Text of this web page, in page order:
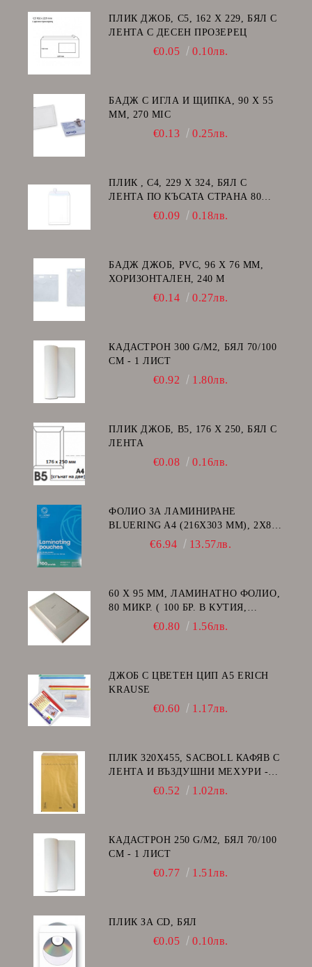
ПЛИК ДЖОБ, C5, 162 Х 229, БЯЛ С
ЛЕНТА С ДЕСЕН ПРОЗЕРЕЦ
€0.05 0.10лв.
БАДЖ С ИГЛА И ЩИПКА, 90 Х 55
ММ, 270 MIC
€0.13 0.25лв.
ПЛИК , C4, 229 Х 324, БЯЛ С
ЛЕНТА ПО КЪСАТА СТРАНА 80
€0.09 0.18лв.
БАДЖ ДЖОБ, PVC, 96 Х 76 ММ,
ХОРИЗОНТАЛЕН, 240 Μ
€0.14 0.27лв.
КАДАСТРОН 300 G/M2, БЯЛ 70/100
СМ - 1 ЛИСТ
€0.92 1.80лв.
ПЛИК ДЖОБ, В5, 176 Х 250, БЯЛ С
ЛЕНТА
€0.08 0.16лв.
ФОЛИО ЗА ЛАМИНИРАНЕ
BLUERING A4 (216X303 MM), 2X80
МИКРОНА 100 БР.
€6.94 13.57лв.
60 Х 95 ММ, ЛАМИНАТНО ФОЛИО,
80 МИКР. ( 100 БР. В КУТИЯ,
€0.80 1.56лв.
ДЖОБ С ЦВЕТЕН ЦИП A5 ERICH
KRAUSE
€0.60 1.17лв.
ПЛИК 320Х455, SACBOLL КАФЯВ С
ЛЕНТА И ВЪЗДУШНИ МЕХУРИ -
€0.52 1.02лв.
КАДАСТРОН 250 G/M2, БЯЛ 70/100
СМ - 1 ЛИСТ
€0.77 1.51лв.
ПЛИК ЗА CD, БЯЛ
€0.05 0.10лв.